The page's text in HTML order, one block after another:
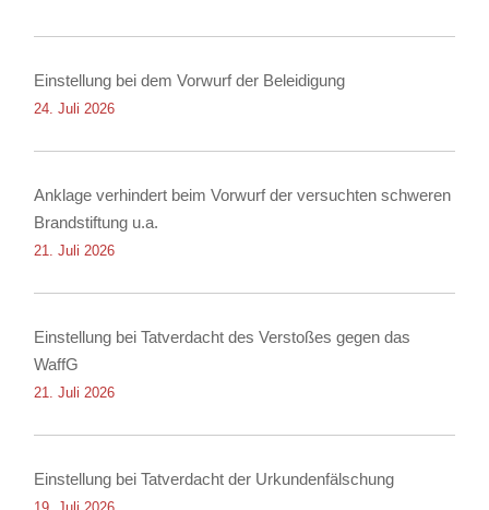
Einstellung bei dem Vorwurf der Beleidigung
24. Juli 2026
Anklage verhindert beim Vorwurf der versuchten schweren
Brandstiftung u.a.
21. Juli 2026
Einstellung bei Tatverdacht des Verstoßes gegen das
WaffG
21. Juli 2026
Einstellung bei Tatverdacht der Urkundenfälschung